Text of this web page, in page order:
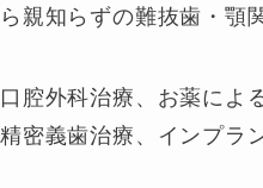
ら親知らずの難抜歯・顎
口腔外科治療、お薬によ
精密義歯治療、インプラ